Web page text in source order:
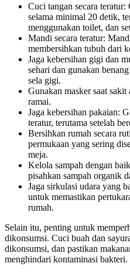
Cuci tangan secara
selama minimal 20 detik,
menggunakan toilet, dan
Mandi secara teratur:
membersihkan tubuh dari
Jaga kebersihan gigi dan
sehari dan gunakan
sela gigi.
Gunakan masker saat
ramai.
Jaga kebersihan pakaian:
teratur, terutama setelah
Bersihkan rumah secara
permukaan yang sering
meja.
Kelola sampah dengan
pisahkan sampah organik
Jaga sirkulasi udara yang
untuk memastikan
rumah.
Selain itu, penting untuk
dikonsumsi. Cuci buah dan
dikonsumsi, dan pastikan
menghindari kontaminasi bakteri.